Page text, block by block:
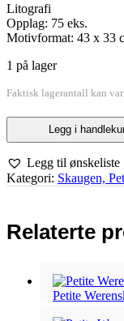
Litografi
Opplag: 75 eks.
Motivformat: 43 x 33
1 på lager
Faktisk lagerantall kan
Petite
Werenskiold
-
Kvinnen
antall
Legg i
Legg til ønskeliste
Kategori: Skaugen,
Relaterte
Petite